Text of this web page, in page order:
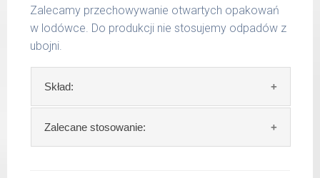
26 -
35 kg
800 g
Podane liczby są wartościami orientacyjnymi.
aktywności, warunków hodowli oraz innych
czynników.
Zalecamy przechowywanie otwartych opakowań
w lodówce. Do produkcji nie stosujemy odpadów z
ubojni.
Skład:
Skład:mięso i produkty pochodzenia
zwierzęcego: 72% wołowiny, bulion mięsny,
Zalecane stosowanie: